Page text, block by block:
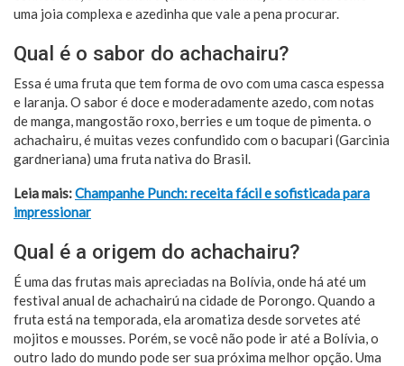
uma joia complexa e azedinha que vale a pena procurar.
Qual é o sabor do achachairu?
Essa é uma fruta que tem forma de ovo com uma casca espessa
e laranja. O sabor é doce e moderadamente azedo, com notas
de manga, mangostão roxo, berries e um toque de pimenta. o
achachairu, é muitas vezes confundido com o bacupari (Garcinia
gardneriana) uma fruta nativa do Brasil.
Leia mais:Champanhe Punch: receita fácil e sofisticada para
impressionar
Qual é a origem do achachairu?
É uma das frutas mais apreciadas na Bolívia, onde há até um
festival anual de achachairú na cidade de Porongo. Quando a
fruta está na temporada, ela aromatiza desde sorvetes até
mojitos e mousses. Porém, se você não pode ir até a Bolívia, o
outro lado do mundo pode ser sua próxima melhor opção. Uma